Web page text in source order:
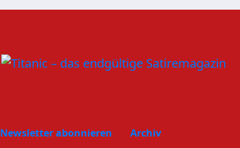
Newsletter abonnieren Archiv